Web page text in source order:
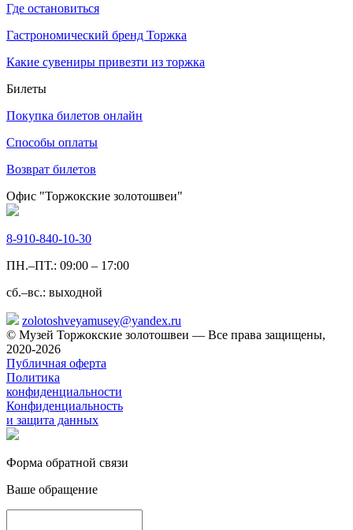
Где остановиться
Гастрономический бренд Торжка
Какие сувениры привезти из торжка
Билеты
Покупка билетов онлайн
Способы оплаты
Возврат билетов
Офис "Торжокские золотошвеи"
8-910-840-10-30
ПН.–ПТ.: 09:00 – 17:00
сб.–вс.: выходной
zolotoshveyamusey@yandex.ru
© Музей Торжокские золотошвеи — Все права защищены,
2020-2026
Публичная оферта
Политика
конфиденциальности
Конфиденциальность
и защита данных
Форма обратной связи
Ваше обращение